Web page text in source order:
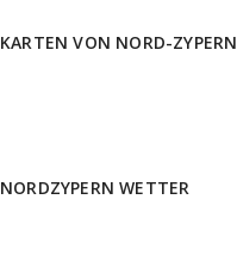
KARTEN VON NORD-ZYPERN
NORDZYPERN WETTER